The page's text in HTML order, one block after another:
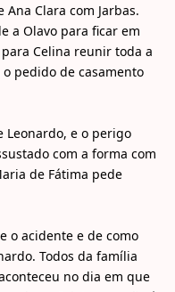
Clara com Jarbas.
a Olavo para ficar em
Celina reunir toda a
pedido de casamento
Leonardo, e o perigo
com a forma com
de Fátima pede
o acidente e de como
Todos da família
no dia em que